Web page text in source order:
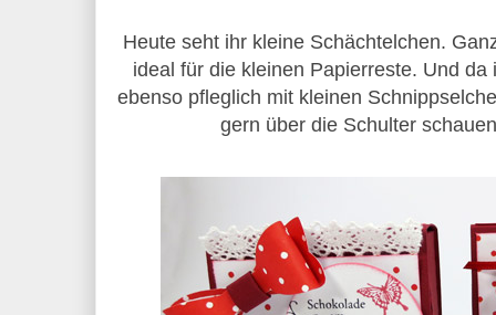
Heute seht ihr kleine Schächtelchen.
ideal für die kleinen Papierreste. Und
ebenso pfleglich mit kleinen
gern über die Schulter